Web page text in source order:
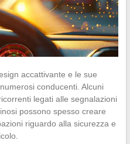
accattivante e le sue
conducenti. Alcuni
legati alle segnalazioni
possono spesso creare
riguardo alla sicurezza e